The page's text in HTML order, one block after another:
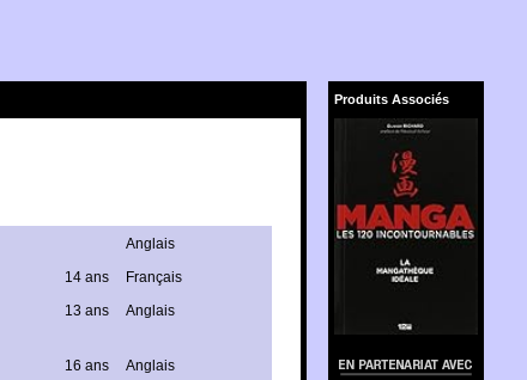
Produits Associés
En partenariat avec
Amazon.fr
Anglais
14 ans
Français
13 ans Anglais
16 ans
Anglais